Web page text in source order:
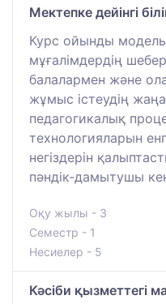
Мектепке дейінгі
Курс ойынды
мұғалімдердің
балалармен және
жұмыс істеудің жаңа
педагогикалық
технологияларын
негіздерін
пәндік-дамытушы
Оқу жылы - 3
Семестр - 1
Несиелер - 5
Кәсіби қызметтегі